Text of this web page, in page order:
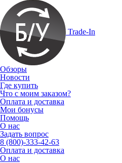
Trade-In
Обзоры
Новости
Где купить
Что с моим заказом?
Оплата и доставка
Мои бонусы
Помощь
О нас
Задать вопрос
8 (800)-333-42-63
Оплата и доставка
О нас